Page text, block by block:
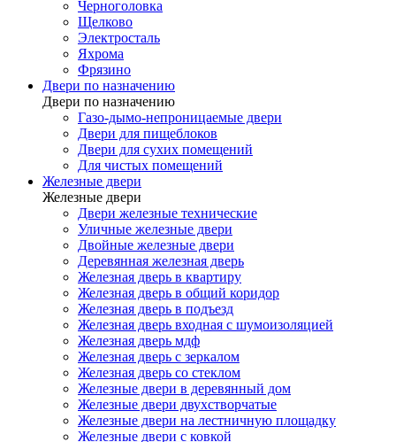
Черноголовка
Щелково
Электросталь
Яхрома
Фрязино
Двери по назначению
Двери по назначению
Газо-дымо-непроницаемые двери
Двери для пищеблоков
Двери для сухих помещений
Для чистых помещений
Железные двери
Железные двери
Двери железные технические
Уличные железные двери
Двойные железные двери
Деревянная железная дверь
Железная дверь в квартиру
Железная дверь в общий коридор
Железная дверь в подъезд
Железная дверь входная с шумоизоляцией
Железная дверь мдф
Железная дверь с зеркалом
Железная дверь со стеклом
Железные двери в деревянный дом
Железные двери двухстворчатые
Железные двери на лестничную площадку
Железные двери с ковкой